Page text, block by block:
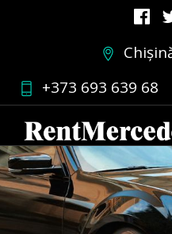
+373 693 639 68